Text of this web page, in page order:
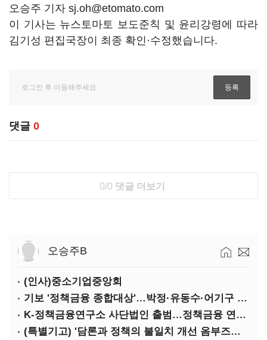
오승주 기자 sj.oh@etomato.com
이 기사는 뉴스토마토 보도준칙 및 윤리강령에 따라
김기성 편집국장이 최종 확인·수정했습니다.
댓글 0
0/0 댓글 더보기
오승주B
(인사)중소기업중앙회
기보 '정책금융 종합대상'…박정·유동수·어기구 '대전환 대상'
K-정책금융연구소 사단법인 출범…정책금융 연구 본격화
(특별기고) '담론과 정책의 불일치 개선 옴부즈만 운동'을 시작하며